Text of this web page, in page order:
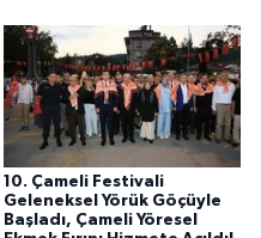
10. Çameli Festivali
Geleneksel Yörük Göçüyle
Başladı, Çameli Yöresel